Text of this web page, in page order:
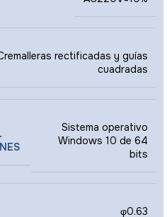
rectificadas y guías
cuadradas
Sistema operativo
Windows 10 de 64
bits
φ0.63